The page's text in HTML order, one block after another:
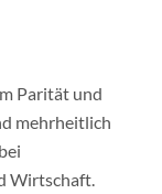
Parität und
mehrheitlich
Wirtschaft.